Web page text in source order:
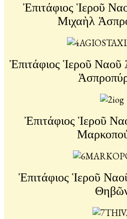
Ἐπιτάφιος Ἱεροῦ
Μιχαὴλ
Ἐπιτάφιος Ἱεροῦ Ναοῦ
Ἐπιτάφιος Ἱεροῦ
Ἐπιτάφιος Ἱεροῦ